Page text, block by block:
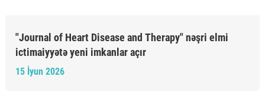
"Journal of Heart Disease and Therapy" nəşri elmi
ictimaiyyətə yeni imkanlar açır
15 İyun 2026